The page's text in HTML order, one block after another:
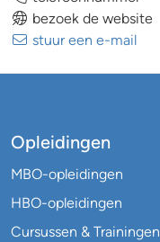
bezoek de website
stuur een e-mail
Opleidingen
MBO-opleidingen
HBO-opleidingen
Cursussen & Trainingen